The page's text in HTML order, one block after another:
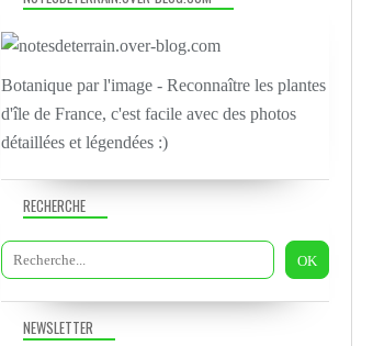
NEWSLETTER
RECHERCHE
Botanique par l'image - Reconnaître les plantes
d'île de France, c'est facile avec des photos
détaillées et légendées :)